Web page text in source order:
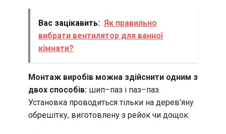
Вас зацікавить: Як правильно
вибрати вентилятор для ванної
кімнати?
Монтаж виробів можна здійснити одним з
двох способів: шип–паз і паз–паз.
Установка проводиться тільки на дерев’яну
обрешітку, виготовлену з рейок чи дощок.